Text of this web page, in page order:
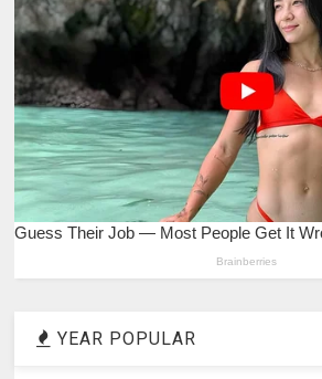
YEAR POPULAR